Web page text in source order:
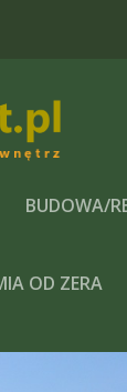
BUDOWA/
OD ZERA